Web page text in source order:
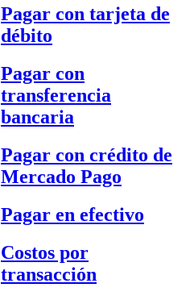
Pagar con tarjeta de
débito
Pagar con
transferencia
bancaria
Pagar con crédito de
Mercado Pago
Pagar en efectivo
Costos por
transacción